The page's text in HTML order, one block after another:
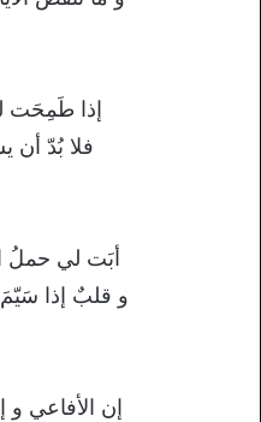
إذا طَمِحَت
فلا بُدّ أن
أبَت لي حملُ
و قلبٌ إذا
إن الأفاعي و